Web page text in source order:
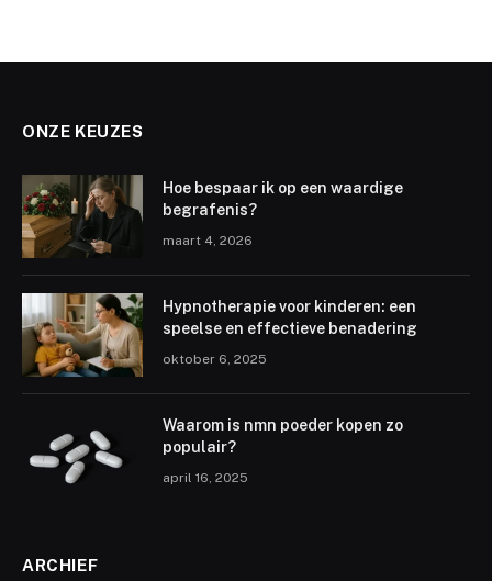
ONZE KEUZES
Hoe bespaar ik op een waardige
begrafenis?
maart 4, 2026
Hypnotherapie voor kinderen: een
speelse en effectieve benadering
oktober 6, 2025
Waarom is nmn poeder kopen zo
populair?
april 16, 2025
ARCHIEF